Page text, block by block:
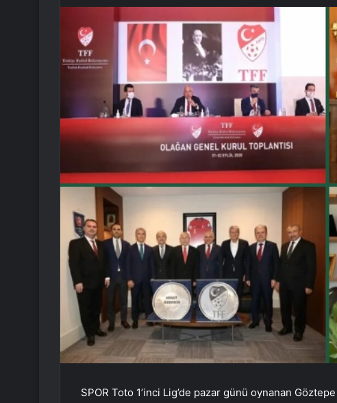
SPOR Toto 1’inci Lig’de pazar günü oynanan